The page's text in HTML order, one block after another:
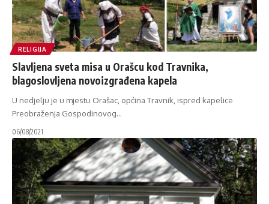
RELIGIJA
Slavljena sveta misa u Orašcu kod Travnika,
blagoslovljena novoizgrađena kapela
U nedjelju je u mjestu Orašac, općina Travnik, ispred kapelice
Preobraženja Gospodinovog…
06/08/2021